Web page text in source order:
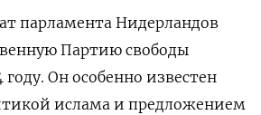
парламента Нидерландов
Партию свободы
году. Он особенно известен
ислама и предложением